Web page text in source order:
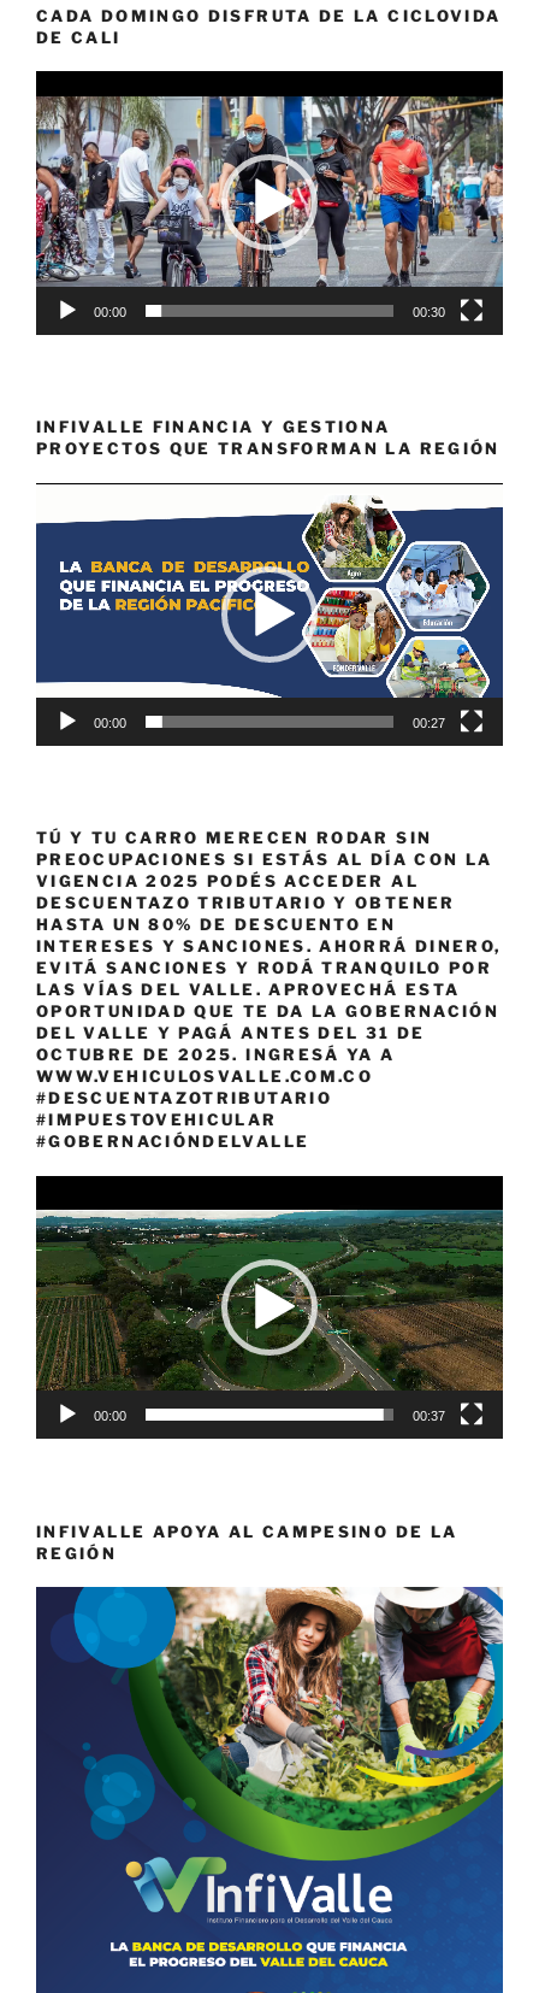
CADA DOMINGO DISFRUTA DE LA CICLOVIDA
DE CALI
de
vídeo
00:00 00:30
INFIVALLE FINANCIA Y GESTIONA
PROYECTOS QUE TRANSFORMAN LA REGIÓN
de
00:00 00:27
TÚ Y TU CARRO MERECEN RODAR SIN
PREOCUPACIONES SI ESTÁS AL DÍA CON LA
VIGENCIA 2025 PODÉS ACCEDER AL
DESCUENTAZO TRIBUTARIO Y OBTENER
HASTA UN 80% DE DESCUENTO EN
INTERESES Y SANCIONES. AHORRÁ DINERO,
EVITÁ SANCIONES Y RODÁ TRANQUILO POR
LAS VÍAS DEL VALLE. APROVECHÁ ESTA
OPORTUNIDAD QUE TE DA LA GOBERNACIÓN
DEL VALLE Y PAGÁ ANTES DEL 31 DE
OCTUBRE DE 2025. INGRESÁ YA A
WWW.VEHICULOSVALLE.COM.CO
#DESCUENTAZOTRIBUTARIO
#IMPUESTOVEHICULAR
#GOBERNACIÓNDELVALLE
de
vídeo
00:00 00:37
INFIVALLE APOYA AL CAMPESINO DE LA
REGIÓN